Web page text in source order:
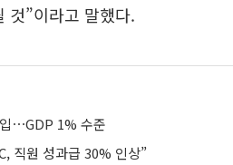
것”이라고 말했다.
⋯GDP 1% 수준
직원 성과급 30% 인상”